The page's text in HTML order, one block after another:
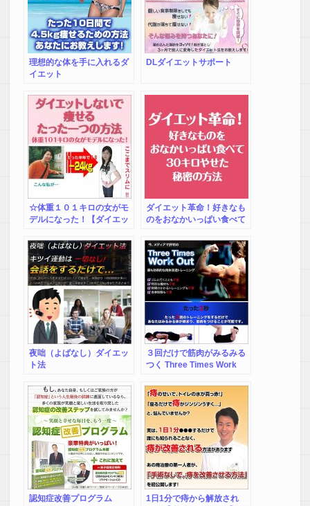
理想的な体を手に入れるダ
イエット
DLダイエットサポート
☆体重１０１キロの女がモ
デルになった！【ダイエッ
つの方法】☆
ダイエット革命！好きなも
のをおなかいっぱい食べて
夜咄（よばなし）ダイエッ
ト法
３回だけで筋肉がみるみる
つく Three Times Work
認知症改善プログラム
1日1分で痔から解放され